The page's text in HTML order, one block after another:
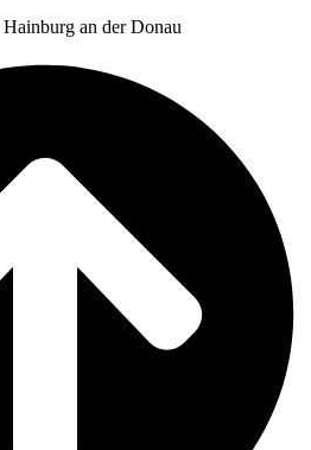
an der Donau